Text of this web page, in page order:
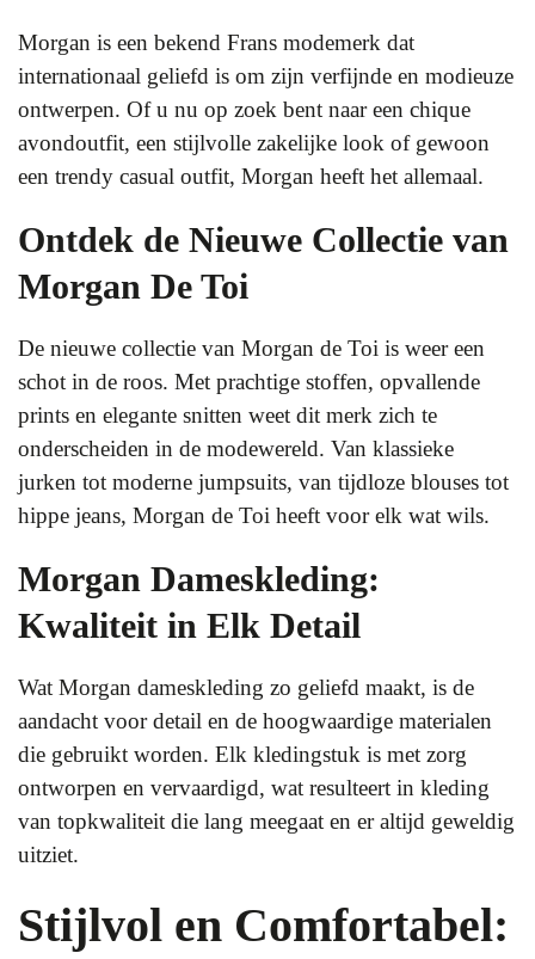
Morgan is een bekend Frans modemerk dat
internationaal geliefd is om zijn verfijnde en modieuze
ontwerpen. Of u nu op zoek bent naar een chique
avondoutfit, een stijlvolle zakelijke look of gewoon
een trendy casual outfit, Morgan heeft het allemaal.
Ontdek de Nieuwe Collectie van
Morgan De Toi
De nieuwe collectie van Morgan de Toi is weer een
schot in de roos. Met prachtige stoffen, opvallende
prints en elegante snitten weet dit merk zich te
onderscheiden in de modewereld. Van klassieke
jurken tot moderne jumpsuits, van tijdloze blouses tot
hippe jeans, Morgan de Toi heeft voor elk wat wils.
Morgan Dameskleding:
Kwaliteit in Elk Detail
Wat Morgan dameskleding zo geliefd maakt, is de
aandacht voor detail en de hoogwaardige materialen
die gebruikt worden. Elk kledingstuk is met zorg
ontworpen en vervaardigd, wat resulteert in kleding
van topkwaliteit die lang meegaat en er altijd geweldig
uitziet.
Stijlvol en Comfortabel: